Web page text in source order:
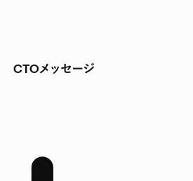
CTOメッセージ